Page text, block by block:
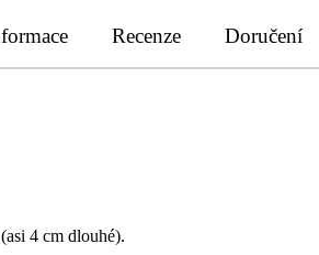
Recenze Doručení
4 cm dlouhé).